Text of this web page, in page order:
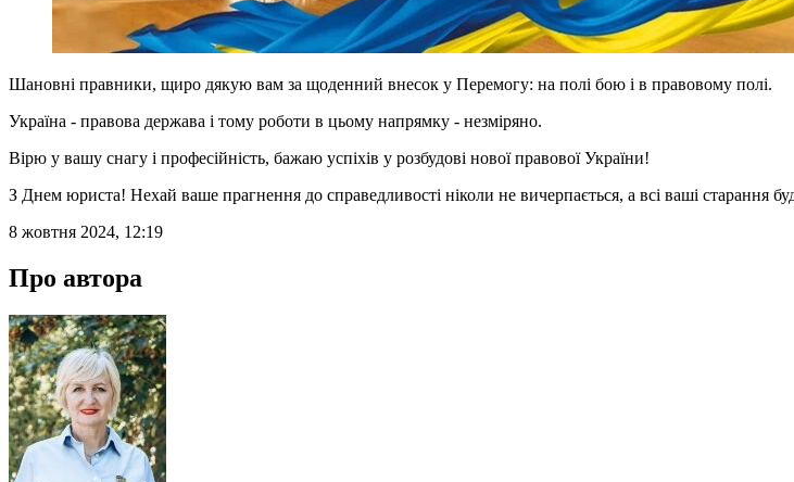
Шановні правники, щиро дякую вам за щоденний внесок у Перемогу: на полі бою і в правовому полі.
Україна - правова держава і тому роботи в цьому напрямку - незміряно.
Вірю у вашу снагу і професійність, бажаю успіхів у розбудові нової правової України!
З Днем юриста! Нехай ваше прагнення до справедливості ніколи не вичерпається, а всі ваші старання
8 жовтня 2024, 12:19
Про автора